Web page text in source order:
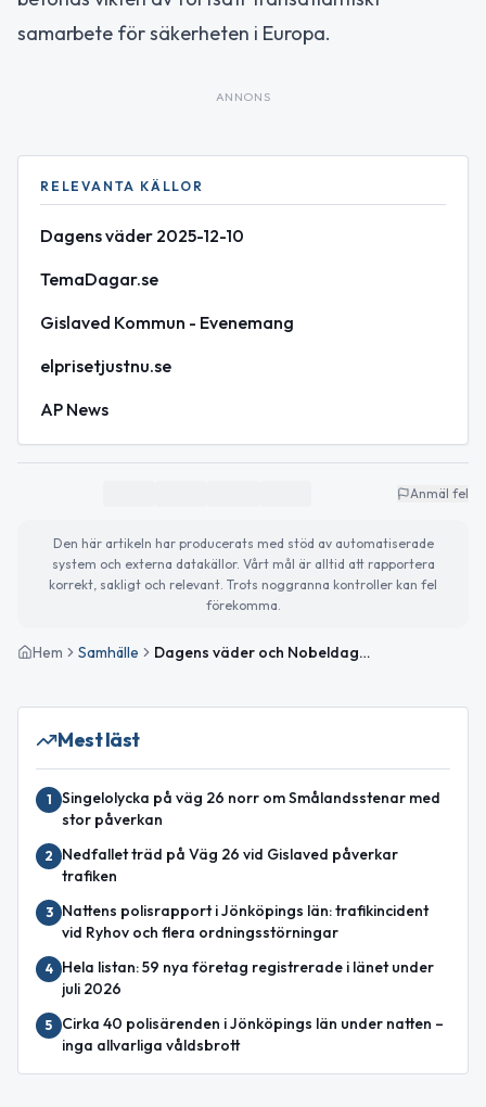
samarbete för säkerheten i Europa.
ANNONS
RELEVANTA KÄLLOR
Dagens väder 2025-12-10
TemaDagar.se
Gislaved Kommun - Evenemang
elprisetjustnu.se
AP News
Anmäl fel
Den här artikeln har producerats med stöd av automatiserade
system och externa datakällor. Vårt mål är alltid att rapportera
korrekt, sakligt och relevant. Trots noggranna kontroller kan fel
förekomma.
Hem Samhälle Dagens väder och Nobeldagen i fokus
Mest läst
1
Singelolycka på väg 26 norr om Smålandsstenar med
stor påverkan
2
Nedfallet träd på Väg 26 vid Gislaved påverkar
trafiken
3
Nattens polisrapport i Jönköpings län: trafikincident
vid Ryhov och flera ordningsstörningar
4
Hela listan: 59 nya företag registrerade i länet under
juli 2026
5
Cirka 40 polisärenden i Jönköpings län under natten –
inga allvarliga våldsbrott